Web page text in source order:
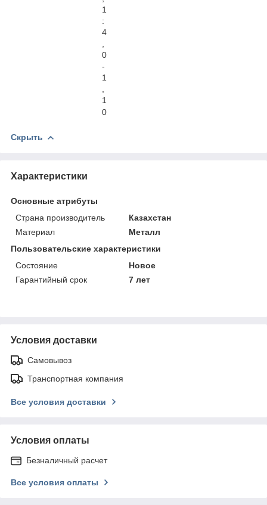
1
:
4
0
-
1
1
0
Скрыть
Характеристики
Основные атрибуты
Страна производитель
Казахстан
Материал
Металл
Пользовательские характеристики
Состояние
Новое
Гарантийный срок
7 лет
Условия доставки
Самовывоз
Транспортная компания
Все условия доставки
Условия оплаты
Безналичный расчет
Все условия оплаты